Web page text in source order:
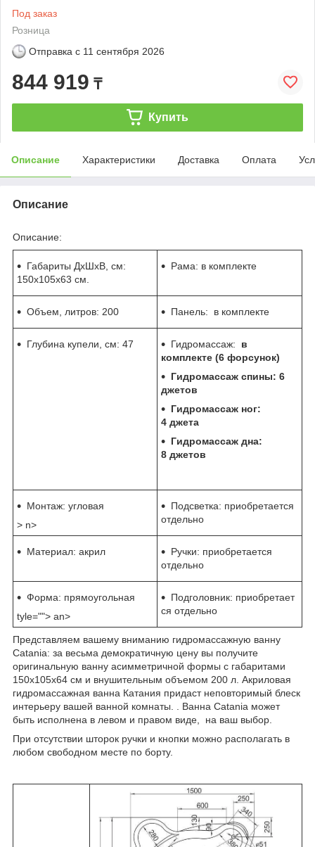
Под заказ
Розница
Отправка с 11 сентября 2026
844 919 ₸
Купить
Описание Характеристики Доставка Оплата
Описание
Описание:
Габариты ДхШхВ, см:
150х105х63 см.
Рама: в комплекте
Объем, литров: 200 Панель: в комплекте
Глубина купели, см: 47 Гидромассаж: в
комплекте (6 форсунок)
Гидромассаж спины: 6
джетов
Гидромассаж ног:
4 джета
Гидромассаж дна:
8 джетов
Монтаж: угловая
> n>
Подсветка: приобретается
отдельно
Материал: акрил
Ручки: приобретается
отдельно
Форма: прямоугольная
tyle=""> an>
Подголовник: приобретает
ся отдельно
Представляем вашему вниманию гидромассажную ванну
Catania: за весьма демократичную цену вы получите
оригинальную ванну асимметричной формы с габаритами
150x105x64 см и внушительным объемом 200 л. Акриловая
гидромассажная ванна Катания придаст неповторимый блеск
интерьеру вашей ванной комнаты. . Ванна Catania может
быть исполнена в левом и правом виде, на ваш выбор.
При отсутствии шторок ручки и кнопки можно располагать в
любом свободном месте по борту.